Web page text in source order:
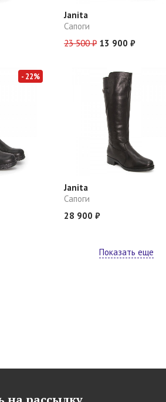
Janita
Сапоги
23 500 ₽ 13 900 ₽
- 22%
Janita
Сапоги
28 900 ₽
Показать еще